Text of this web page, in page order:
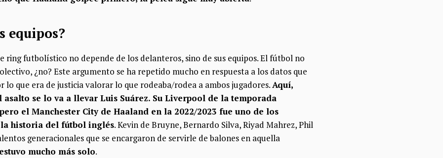
equipos?
ring futbolístico no depende de los delanteros, sino de sus equipos. El fútbol no
¿no? Este argumento se ha repetido mucho en respuesta a los datos que
lo que era de justicia valorar lo que rodeaba/rodea a ambos jugadores.Aquí,
se lo va a llevar Luis Suárez. Su Liverpool de la temporada
el Manchester City de Haaland en la 2022/2023 fue uno de los
historia del fútbol inglés. Kevin de Bruyne, Bernardo Silva, Riyad Mahrez, Phil
generacionales que se encargaron de servirle de balones en aquella
mucho más solo.